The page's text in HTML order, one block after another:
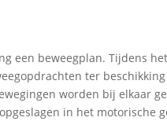
een beweegplan. Tijdens
ter
worden bij elkaar
in het motorische